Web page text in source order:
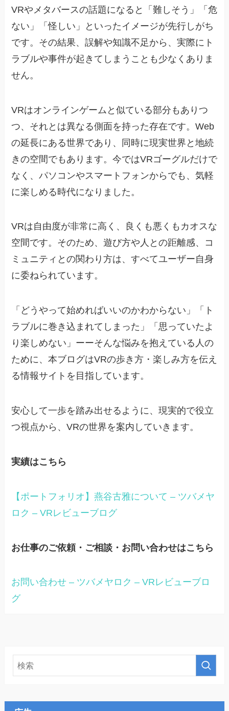
VRやメタバースの話題になると「難しそう」「危
ない」「怪しい」といったイメージが先行しがち
です。その結果、誤解や知識不足から、実際にト
ラブルや事件が起きてしまうことも少なくありま
せん。
VRはオンラインゲームと似ている部分もありつ
つ、それとは異なる側面を持った存在です。Web
の延長にある世界であり、同時に現実世界と地続
きの空間でもあります。今ではVRゴーグルだけで
なく、パソコンやスマートフォンからでも、気軽
に楽しめる時代になりました。
VRは自由度が非常に高く、良くも悪くもカオスな
空間です。そのため、遊び方や人との距離感、コ
ミュニティとの関わり方は、すべてユーザー自身
に委ねられています。
「どうやって始めればいいのかわからない」「ト
ラブルに巻き込まれてしまった」「思っていたよ
り楽しめない」ーーそんな悩みを抱えている人の
ために、本ブログはVRの歩き方・楽しみ方を伝え
る情報サイトを目指しています。
安心して一歩を踏み出せるように、現実的で役立
つ視点から、VRの世界を案内していきます。
実績はこちら
【ポートフォリオ】燕谷古雅について – ツバメヤ
ロク – VRレビューブログ
お仕事のご依頼・ご相談・お問い合わせはこちら
お問い合わせ – ツバメヤロク – VRレビューブロ
グ